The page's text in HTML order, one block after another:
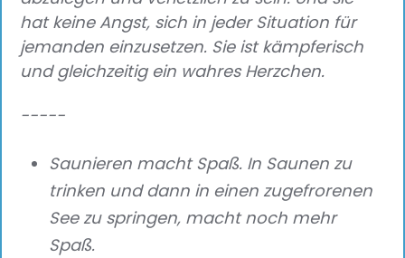
hat keine Angst, sich in jeder Situation für
jemanden einzusetzen. Sie ist kämpferisch
und gleichzeitig ein wahres Herzchen.
-----
Saunieren macht Spaß. In Saunen zu
trinken und dann in einen zugefrorenen
See zu springen, macht noch mehr
Spaß.